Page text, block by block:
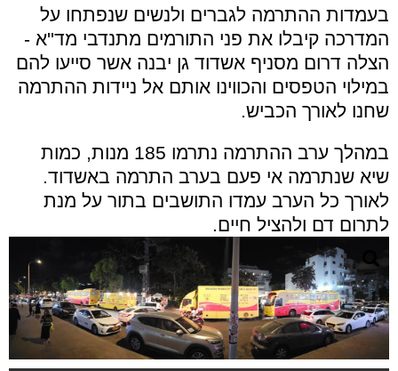
בעמדות ההתרמה לגברים ולנשים שנפתחו על
המדרכה קיבלו את פני התורמים מתנדבי מד''א -
הצלה דרום מסניף אשדוד גן יבנה אשר סייעו להם
במילוי הטפסים והכווינו אותם אל ניידות ההתרמה
שחנו לאורך הכביש.
במהלך ערב ההתרמה נתרמו 185 מנות, כמות
שיא שנתרמה אי פעם בערב התרמה באשדוד.
לאורך כל הערב עמדו התושבים בתור על מנת
לתרום דם ולהציל חיים.